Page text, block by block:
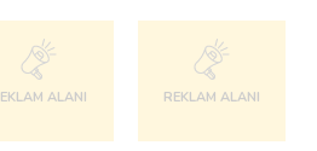
ALANI REKLAM ALANI